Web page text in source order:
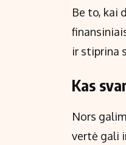
Be to, kai
ir stiprina
Kas
Nors
vertė gali